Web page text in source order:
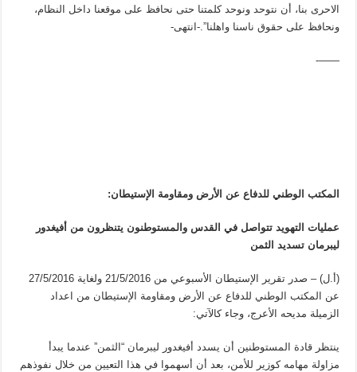
الاحرى بنا، أن نتوحد ونوحد كلمتنا حتى نحافظ على موقعنا داخل النظام،
ونحافظ على حقوق ناسنا واهلنا”.-انتهى-
——-
المكتب الوطني للدفاع عن الأرض ومقاومة الإستيطان:
عمليات التهويد تتواصل في القدس والمستوطنون يتنظرون من أفيغدور
ليبرمان تسديد الثمن
(أ.ل) – صدر تقرير الإستيطان الأسبوعي من 21/5/2016 ولغاية 27/5/2016
عن المكتب الوطني للدفاع عن الأرض ومقاومة الإستيطان من اعداد
الزميلة مديحه الأعرج، وجاء كالآتي:
ينتظر قادة المستوطنين أن يسدد أفيغدور ليبرمان “الثمن” عندما يبدأ
مزاولة مهامه كوزير للأمن، بعد أن أسهموا في هذا التعيين من خلال نفوذهم